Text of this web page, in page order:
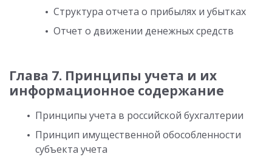
Структура отчета о прибылях и убытках
Отчет о движении денежных средств
Глава 7. Принципы учета и их
информационное содержание
Принципы учета в российской бухгалтерии
Принцип имущественной обособленности
субъекта учета